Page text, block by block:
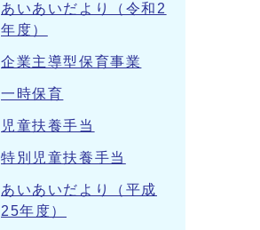
あいあいだより（令和2
年度）
企業主導型保育事業
一時保育
児童扶養手当
特別児童扶養手当
あいあいだより（平成
25年度）